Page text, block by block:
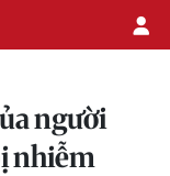
người
nhiễm